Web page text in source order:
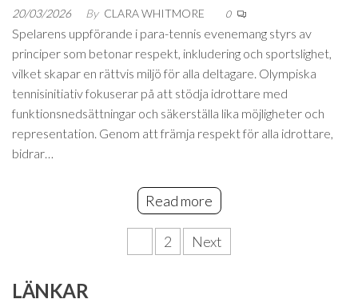
20/03/2026 By CLARA WHITMORE 0
Spelarens uppförande i para-tennis evenemang styrs av
principer som betonar respekt, inkludering och sportslighet,
vilket skapar en rättvis miljö för alla deltagare. Olympiska
tennisinitiativ fokuserar på att stödja idrottare med
funktionsnedsättningar och säkerställa lika möjligheter och
representation. Genom att främja respekt för alla idrottare,
bidrar…
Read more
2 Next
LÄNKAR